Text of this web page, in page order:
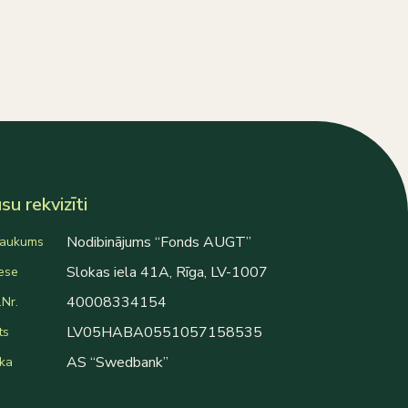
rekvizīti
Nodibinājums “Fonds AUGT”
Slokas iela 41A, Rīga, LV-1007
40008334154
LV05HABA0551057158535
AS “Swedbank”